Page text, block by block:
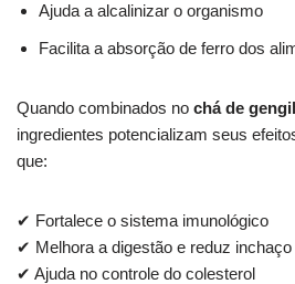
Ajuda a alcalinizar o organismo
Facilita a absorção de ferro dos
Quando combinados no chá de
ingredientes potencializam seus
que:
✔ Fortalece o sistema imunológico
✔ Melhora a digestão e reduz inchaço
✔ Ajuda no controle do colesterol